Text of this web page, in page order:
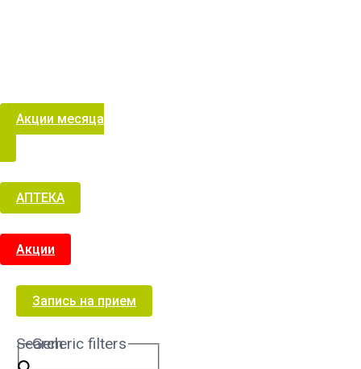
Акции месяца
АПТЕКА
Акции
Запись на прием
Search
Generic filters